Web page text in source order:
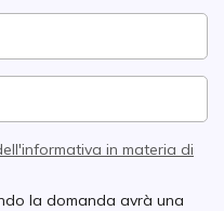
in materia di
la domanda avrà una